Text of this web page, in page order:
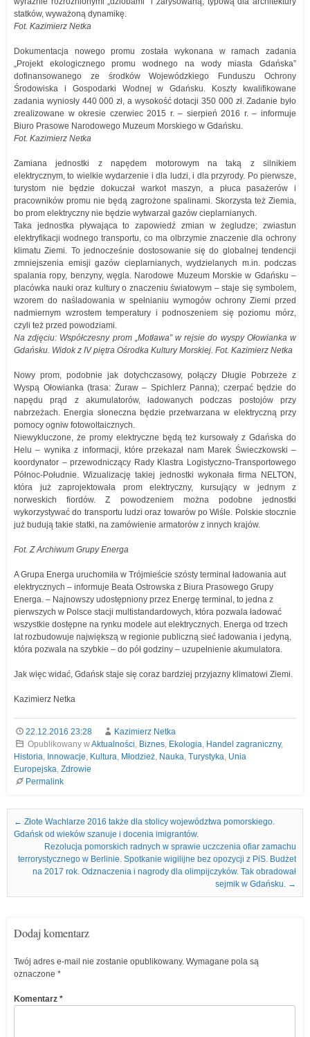
statków, wyważoną dynamikę.
Fot. Kazimierz Netka
Dokumentacja nowego promu została wykonana w ramach zadania
„Projekt ekologicznego promu wodnego na wody miasta Gdańska”
dofinansowanego ze środków Wojewódzkiego Funduszu Ochrony
Środowiska i Gospodarki Wodnej w Gdańsku. Koszty kwalifikowane
zadania wyniosły 440 000 zł, a wysokość dotacji 350 000 zł. Zadanie było
zrealizowane w okresie czerwiec 2015 r. – sierpień 2016 r. – informuje
Biuro Prasowe Narodowego Muzeum Morskiego w Gdańsku.
Fot. Kazimierz Netka
Zamiana jednostki z napędem motorowym na taką z silnikiem
elektrycznym, to wielkie wydarzenie i dla ludzi, i dla przyrody. Po pierwsze,
turystom nie będzie dokuczał warkot maszyn, a płuca pasażerów i
pracowników promu nie będą zagrożone spalinami. Skorzysta też Ziemia,
bo prom elektryczny nie będzie wytwarzał gazów cieplarnianych.
Taka jednostka pływająca to zapowiedź zmian w żegludze; zwiastun
elektryfikacji wodnego transportu, co ma olbrzymie znaczenie dla ochrony
klimatu Ziemi. To jednocześnie dostosowanie się do globalnej tendencji
zmniejszenia emisji gazów cieplarnianych, wydzielanych m.in. podczas
spalania ropy, benzyny, węgla. Narodowe Muzeum Morskie w Gdańsku –
placówka nauki oraz kultury o znaczeniu światowym – staje się symbolem,
wzorem do naśladowania w spełnianiu wymogów ochrony Ziemi przed
nadmiernym wzrostem temperatury i podnoszeniem się poziomu mórz,
czyli też przed powodziami.
Na zdjęciu: Współczesny prom „Motława” w rejsie do wyspy Ołowianka w
Gdańsku. Widok z IV piętra Ośrodka Kultury Morskiej. Fot. Kazimierz Netka
Nowy prom, podobnie jak dotychczasowy, połączy Długie Pobrzeże z
Wyspą Ołowianka (trasa: Żuraw – Spichlerz Panna); czerpać będzie do
napędu prąd z akumulatorów, ładowanych podczas postojów przy
nabrzeżach. Energia słoneczna będzie przetwarzana w elektryczną przy
pomocy ogniw fotowoltaicznych.
Niewykluczone, że promy elektryczne będą też kursowały z Gdańska do
Helu – wynika z informacji, które przekazał nam Marek Świeczkowski –
koordynator – przewodniczący Rady Klastra Logistyczno-Transportowego
Północ-Południe. Wizualizację takiej jednostki wykonała firma NELTON,
która już zaprojektowała prom elektryczny, kursujący w jednym z
norweskich fiordów. Z powodzeniem można podobne jednostki
wykorzystywać do transportu ludzi oraz towarów po Wiśle. Polskie stocznie
już budują takie statki, na zamówienie armatorów z innych krajów.
Fot. Z Archiwum Grupy Energa
A Grupa Energa uruchomiła w Trójmieście szósty terminal ładowania aut
elektrycznych – informuje Beata Ostrowska z Biura Prasowego Grupy
Energa. – Najnowszy udostępniony przez Energę terminal, to jedna z
pierwszych w Polsce stacji multistandardowych, która pozwala ładować
wszystkie dostępne na rynku modele aut elektrycznych. Energa od trzech
lat rozbudowuje największą w regionie publiczną sieć ładowania i jedyną,
która pozwala na szybkie – do pół godziny – uzupełnienie akumulatora.
Jak więc widać, Gdańsk staje się coraz bardziej przyjazny klimatowi Ziemi.
Kazimierz Netka
22.12.2016 23:28
Kazimierz Netka
Opublikowany wAktualności, Biznes, Ekologia, Handel zagraniczny,
Historia, Innowacje, Kultura, Młodzież, Nauka, Turystyka, Unia
Europejska, Zdrowie
Permalink
Nawigacja we wpisach
← Złote Wachlarze 2016 także dla stolicy województwa pomorskiego.
Gdańsk od wieków szanuje i docenia imigrantów.
Rezolucja pomorskich radnych w sprawie uczczenia ofiar zamachu
terrorystycznego w Berlinie. Spotkanie wigilijne bez opozycji z PiS. Budżet
na 2017 rok. Odznaczenia i nagrody dla olimpijczyków. Tak obradował
sejmik w Gdańsku. →
Dodaj komentarz
Twój adres e-mail nie zostanie opublikowany. Wymagane pola są
oznaczone *
Komentarz *